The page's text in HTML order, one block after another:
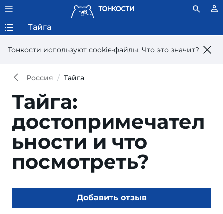
Тонкости используют сookie-файлы. Что это значит?
Тайга
Россия Тайга
Тайга:
достопримечател
ьности и что
посмотреть?
Добавить отзыв